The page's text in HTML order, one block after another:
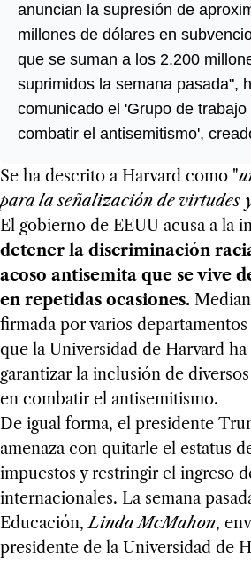
anuncian la supresión de
millones de dólares en
que se suman a los 2.200
suprimidos la semana pasada",
comunicado el 'Grupo de
combatir el antisemitismo',
Se ha descrito a Harvard como "
para la señalización de virtudes
El gobierno de EEUU acusa a la
detener la discriminación
acoso antisemita que se vive
en repetidas ocasiones.
firmada por varios departamentos
que la Universidad de Harvard
garantizar la inclusión de
en combatir el antisemitismo.
De igual forma, el presidente
amenaza con quitarle el estatus
impuestos y restringir el ingreso
internacionales. La semana
Educación,Linda McMahon,
presidente de la Universidad de